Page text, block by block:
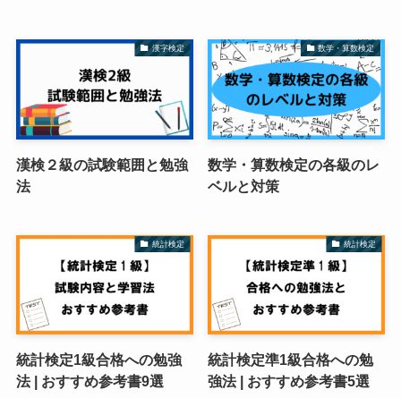
漢字検定
漢検２級の試験範囲と勉強
法
数学・算数検定
数学・算数検定の各級のレ
ベルと対策
統計検定
統計検定1級合格への勉強
法 | おすすめ参考書9選
統計検定
統計検定準1級合格への勉
強法 | おすすめ参考書5選